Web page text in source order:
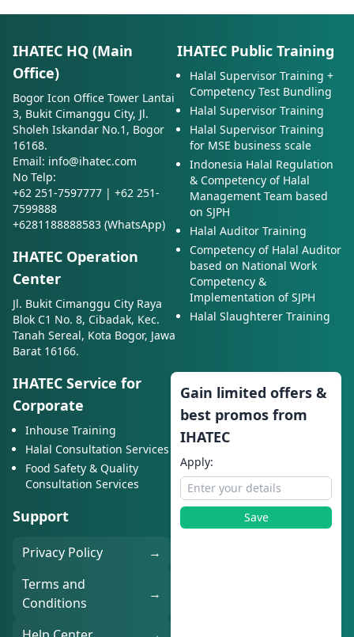
IHATEC HQ (Main
Office)
Bogor Icon Office Tower Lantai
3, Bukit Cimanggu City, Jl.
Sholeh Iskandar No.1, Bogor
16168.
Email: info@ihatec.com
No Telp:
+62 251-7597777 | +62 251-
7599888
+6281188888583 (WhatsApp)
IHATEC Operation
Center
Jl. Bukit Cimanggu City Raya
Blok C1 No. 8, Cibadak, Kec.
Tanah Sereal, Kota Bogor, Jawa
Barat 16166.
IHATEC Public Training
Halal Supervisor Training +
Competency Test Bundling
Halal Supervisor Training
Halal Supervisor Training
for MSE business scale
Indonesia Halal Regulation
& Competency of Halal
Management Team based
on SJPH
Halal Auditor Training
Competency of Halal Auditor
based on National Work
Competency &
Implementation of SJPH
Halal Slaughterer Training
IHATEC Service for
Corporate
Inhouse Training
Halal Consultation Services
Food Safety & Quality
Consultation Services
Support
Privacy Policy
→
Terms and
Conditions
→
Gain limited offers &
best promos from
IHATEC
Apply:
Save